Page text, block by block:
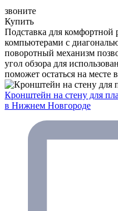
звоните
Купить
Подставка для
компьютерами с
поворотный механизм
угол обзора для
поможет остаться на месте
Кронштейн на стену для
в Нижнем Новгороде